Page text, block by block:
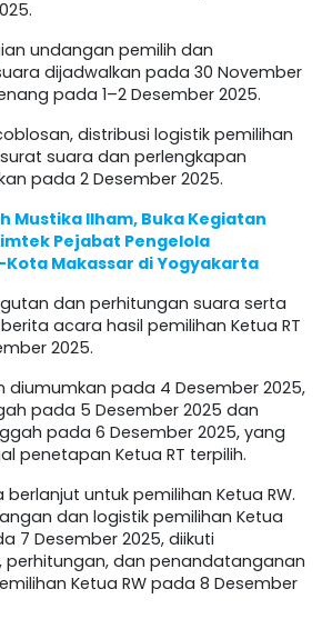
undangan pemilih dan
dijadwalkan pada 30 November
pada 1–2 Desember 2025.
distribusi logistik pemilihan
suara dan perlengkapan
pada 2 Desember 2025.
Mustika Ilham, Buka Kegiatan
Pejabat Pengelola
Makassar di Yogyakarta
dan perhitungan suara serta
acara hasil pemilihan Ketua RT
2025.
diumumkan pada 4 Desember 2025,
pada 5 Desember 2025 dan
pada 6 Desember 2025, yang
penetapan Ketua RT terpilih.
untuk pemilihan Ketua RW.
dan logistik pemilihan Ketua
7 Desember 2025, diikuti
perhitungan, dan penandatanganan
Ketua RW pada 8 Desember